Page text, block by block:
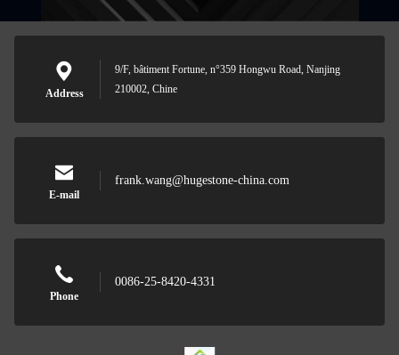
Address
9/F, bâtiment Fortune, n°359 Hongwu Road, Nanjing
210002, Chine
E-mail
frank.wang@hugestone-china.com
Phone
0086-25-8420-4331